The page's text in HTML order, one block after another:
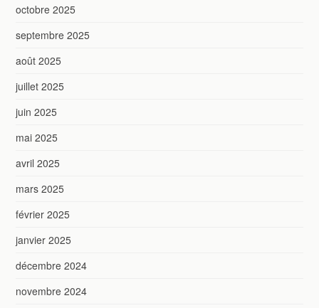
octobre 2025
septembre 2025
août 2025
juillet 2025
juin 2025
mai 2025
avril 2025
mars 2025
février 2025
janvier 2025
décembre 2024
novembre 2024